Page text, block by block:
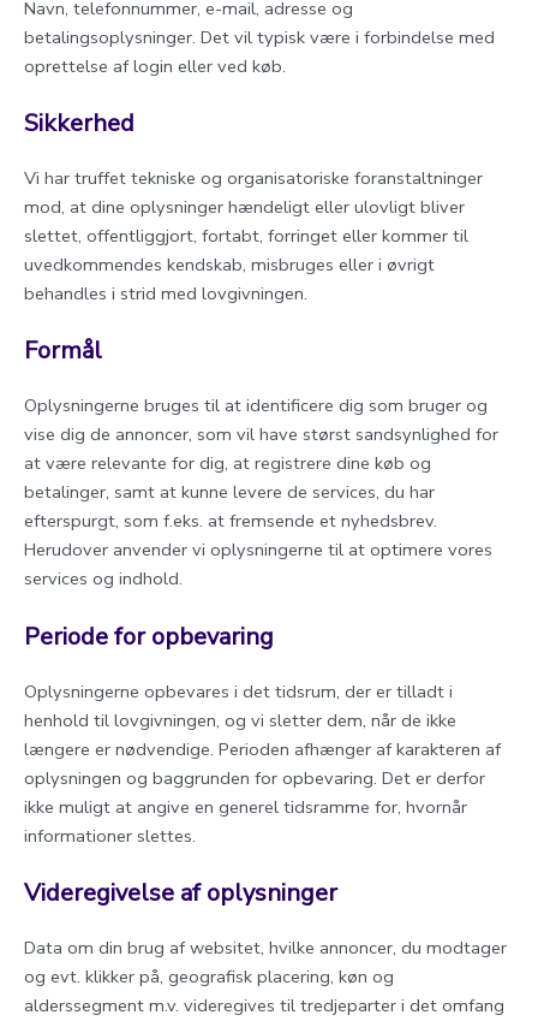
Navn, telefonnummer, e-mail, adresse og
betalingsoplysninger. Det vil typisk være i forbindelse med
oprettelse af login eller ved køb.
Sikkerhed
Vi har truffet tekniske og organisatoriske foranstaltninger
mod, at dine oplysninger hændeligt eller ulovligt bliver
slettet, offentliggjort, fortabt, forringet eller kommer til
uvedkommendes kendskab, misbruges eller i øvrigt
behandles i strid med lovgivningen.
Formål
Oplysningerne bruges til at identificere dig som bruger og
vise dig de annoncer, som vil have størst sandsynlighed for
at være relevante for dig, at registrere dine køb og
betalinger, samt at kunne levere de services, du har
efterspurgt, som f.eks. at fremsende et nyhedsbrev.
Herudover anvender vi oplysningerne til at optimere vores
services og indhold.
Periode for opbevaring
Oplysningerne opbevares i det tidsrum, der er tilladt i
henhold til lovgivningen, og vi sletter dem, når de ikke
længere er nødvendige. Perioden afhænger af karakteren af
oplysningen og baggrunden for opbevaring. Det er derfor
ikke muligt at angive en generel tidsramme for, hvornår
informationer slettes.
Videregivelse af oplysninger
Data om din brug af websitet, hvilke annoncer, du modtager
og evt. klikker på, geografisk placering, køn og
alderssegment m.v. videregives til tredjeparter i det omfang